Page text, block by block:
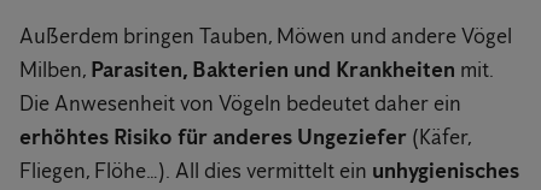
Außerdem bringen Tauben, Möwen und andere Vögel
Milben, Parasiten, Bakterien und Krankheiten mit.
Die Anwesenheit von Vögeln bedeutet daher ein
erhöhtes Risiko für anderes Ungeziefer (Käfer,
Fliegen, Flöhe…). All dies vermittelt ein unhygienisches